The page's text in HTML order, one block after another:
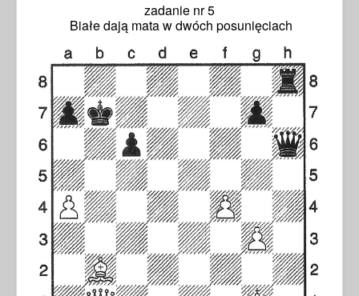
zadanie nr 5
Białe dają mata w dwóch posunięciach